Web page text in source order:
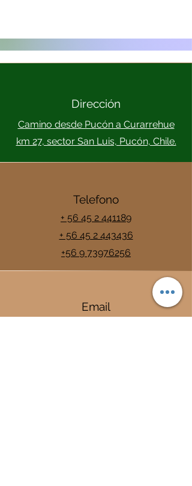
Dirección
Camino desde Pucón a Curarrehue
km 27, sector San Luis, Pucón, Chile.
Telefono
+ 56 45 2 441189
+ 56 45 2 443436
+56 9 73976256
Email